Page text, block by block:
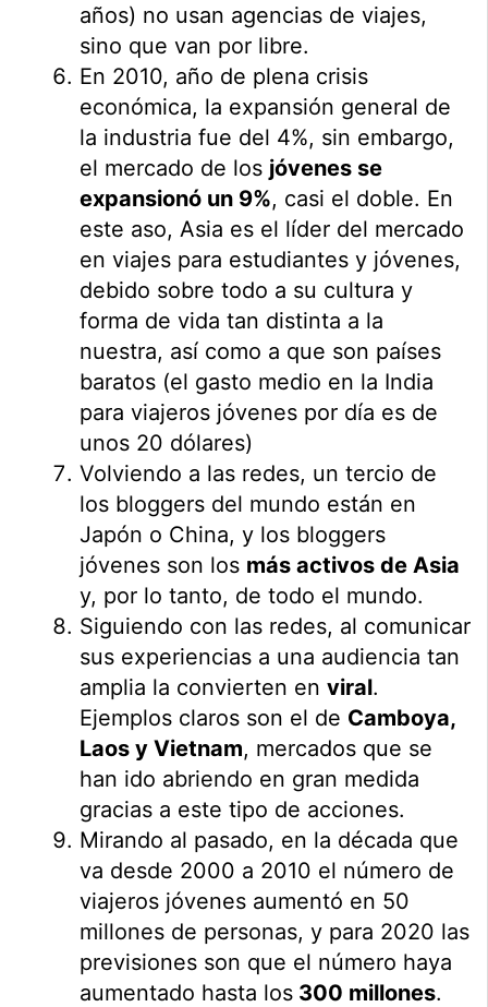
años) no usan agencias de viajes,
sino que van por libre.
En 2010, año de plena crisis
económica, la expansión general de
la industria fue del 4%, sin embargo,
el mercado de los jóvenes se
expansionó un 9%, casi el doble. En
este aso, Asia es el líder del mercado
en viajes para estudiantes y jóvenes,
debido sobre todo a su cultura y
forma de vida tan distinta a la
nuestra, así como a que son países
baratos (el gasto medio en la India
para viajeros jóvenes por día es de
unos 20 dólares)
Volviendo a las redes, un tercio de
los bloggers del mundo están en
Japón o China, y los bloggers
jóvenes son los más activos de Asia
y, por lo tanto, de todo el mundo.
Siguiendo con las redes, al comunicar
sus experiencias a una audiencia tan
amplia la convierten enviral.
Ejemplos claros son el de Camboya,
Laos y Vietnam, mercados que se
han ido abriendo en gran medida
gracias a este tipo de acciones.
Mirando al pasado, en la década que
va desde 2000 a 2010 el número de
viajeros jóvenes aumentó en 50
millones de personas, y para 2020 las
previsiones son que el número haya
aumentado hasta los 300 millones.